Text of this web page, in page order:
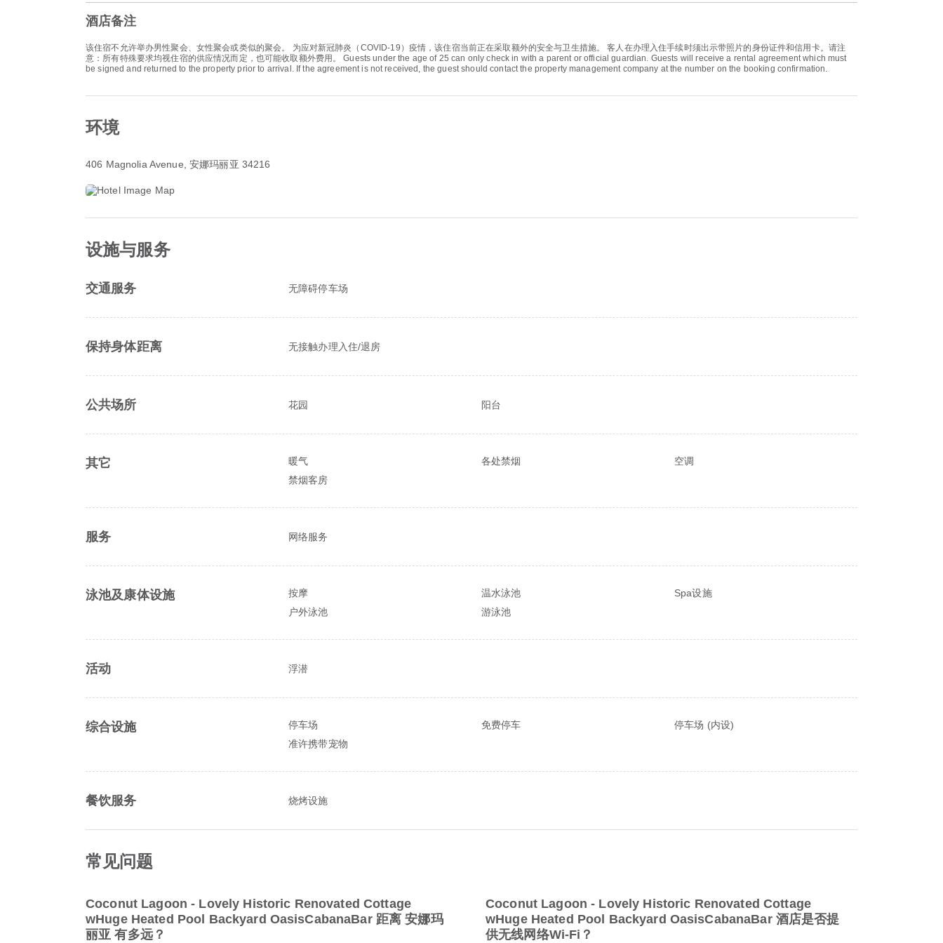
酒店备注
该住宿不允许举办男性聚会、女性聚会或类似的聚会。 为应对新冠肺炎（COVID-19）疫情，该住宿当前正在采取额外的安全与卫生措施。 客人在办理入住手续时须出示带照片的身份证件和信用卡。请注
意：所有特殊要求均视住宿的供应情况而定，也可能收取额外费用。 Guests under the age of 25 can only check in with a parent or official guardian. Guests will receive a rental agreement which must
be signed and returned to the property prior to arrival. If the agreement is not received, the guest should contact the property management company at the number on the booking confirmation.
环境
406 Magnolia Avenue , 安娜玛丽亚 34216
设施与服务
交通服务 无障碍停车场
保持身体距离 无接触办理入住/退房
公共场所 花园 阳台
其它 暖气 各处禁烟
空调
禁烟客房
服务 网络服务
泳池及康体设施 按摩 温水泳池
Spa设施
户外泳池
游泳池
活动 浮潜
综合设施 停车场 免费停车
停车场 (内设)
准许携带宠物
餐饮服务 烧烤设施
常见问题
Coconut Lagoon - Lovely Historic Renovated Cottage
wHuge Heated Pool Backyard OasisCabanaBar 距离 安娜玛
丽亚 有多远？
Coconut Lagoon - Lovely Historic Renovated Cottage
wHuge Heated Pool Backyard OasisCabanaBar 酒店是否提
供无线网络Wi-Fi？